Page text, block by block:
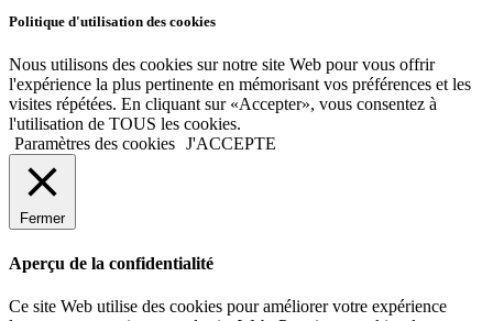
Politique d'utilisation des cookies
Nous utilisons des cookies sur notre site Web pour vous offrir
l'expérience la plus pertinente en mémorisant vos préférences et les
visites répétées. En cliquant sur «Accepter», vous consentez à
l'utilisation de TOUS les cookies.
Paramètres des cookies J'ACCEPTE
Fermer
Aperçu de la confidentialité
Ce site Web utilise des cookies pour améliorer votre expérience